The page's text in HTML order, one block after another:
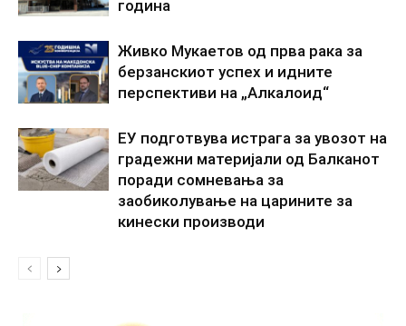
година
Живко Мукаетов од прва рака за
берзанскиот успех и идните
перспективи на „Алкалоид“
ЕУ подготвува истрага за увозот на
градежни материјали од Балканот
поради сомневања за
заобиколување на царините за
кинески производи